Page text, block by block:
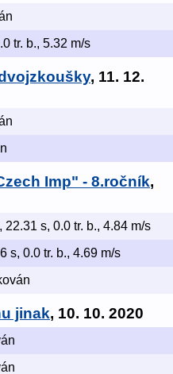
tr. b., 5.32 m/s
, 11. 12.
Imp" - 8.ročník,
22.31 s, 0.0 tr. b., 4.84 m/s
s, 0.0 tr. b., 4.69 m/s
jinak, 10. 10. 2020